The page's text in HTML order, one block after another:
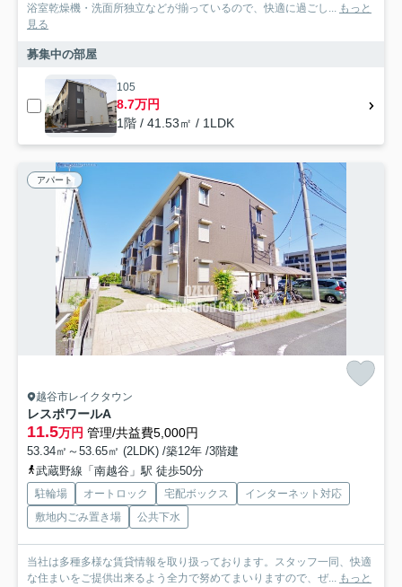
浴室乾燥機・洗面所独立などが揃っているので、快適に過ごし... もっと
見る
募集中の部屋
105
8.7万円
1階 / 41.53㎡ / 1LDK
アパート
越谷市レイクタウン
レスポワールA
11.5万円 管理/共益費5,000円
53.34㎡～53.65㎡ (2LDK) /築12年 /3階建
武蔵野線「南越谷」駅 徒歩50分
駐輪場 オートロック 宅配ボックス
インターネット対応
敷地内ごみ置き場
公共下水
当社は多種多様な賃貸情報を取り扱っております。スタッフ一同、快適
な住まいをご提供出来るよう全力で努めてまいりますので、ぜ... もっと